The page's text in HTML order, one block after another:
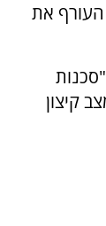
העורף את
קיצון